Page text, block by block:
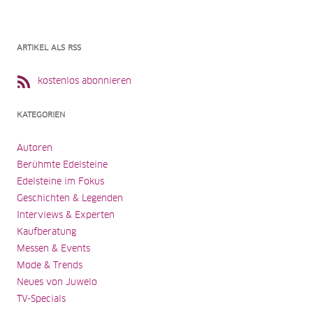
ARTIKEL ALS RSS
kostenlos abonnieren
KATEGORIEN
Autoren
Berühmte Edelsteine
Edelsteine im Fokus
Geschichten & Legenden
Interviews & Experten
Kaufberatung
Messen & Events
Mode & Trends
Neues von Juwelo
TV-Specials